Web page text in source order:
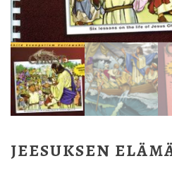
JEESUKSEN